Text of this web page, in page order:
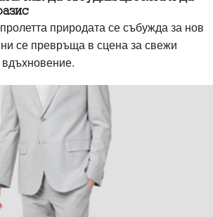
природата се събужда за нов
се превръща в сцена за свежи